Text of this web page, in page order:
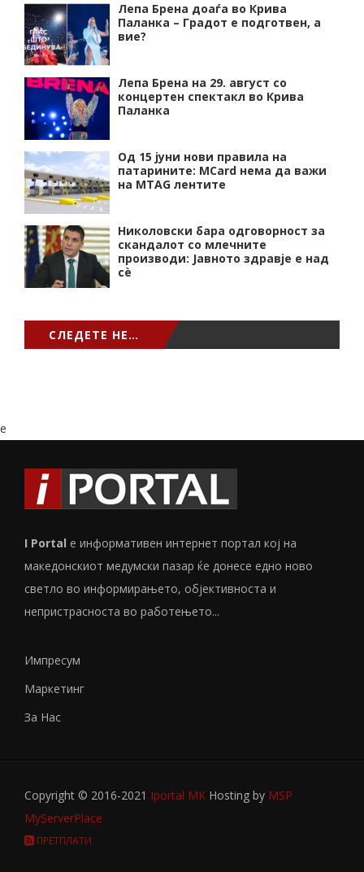
Лепа Брена доаѓа во Крива
Паланка – Градот е подготвен, а
вие?
Лепа Брена на 29. август со
концертен спектакл во Крива
Паланка
Од 15 јуни нови правила на
патарините: MCard нема да важи
на MTAG лентите
Николовски бара одговорност за
скандалот со млечните
производи: Јавното здравје е над
сѐ
СЛЕДЕТЕ НЕ…
e
I Portal е информативен интернет портал кој на
македонскиот медумски пазар ќе донесе едно ново
светло во информирањето, објективноста и
непристрасноста во работењето...
Импресум
Маркетинг
За Нас
Copyright © 2016-2021 Iportal MK Hosting by MSP
MyServerPlace
ПРЕТПЛАТИ